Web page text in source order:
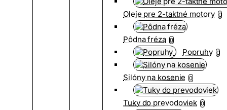
Oleje pre 2-taktné motory 0
Pôdna fréza 0
Popruhy 0
Silóny na kosenie 0
Tuky do prevodoviek 0